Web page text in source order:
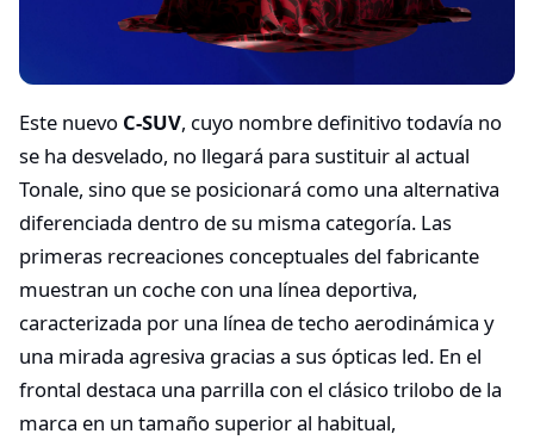
Este nuevo C-SUV, cuyo nombre definitivo todavía no
se ha desvelado, no llegará para sustituir al actual
Tonale, sino que se posicionará como una alternativa
diferenciada dentro de su misma categoría. Las
primeras recreaciones conceptuales del fabricante
muestran un coche con una línea deportiva,
caracterizada por una línea de techo aerodinámica y
una mirada agresiva gracias a sus ópticas led. En el
frontal destaca una parrilla con el clásico trilobo de la
marca en un tamaño superior al habitual,